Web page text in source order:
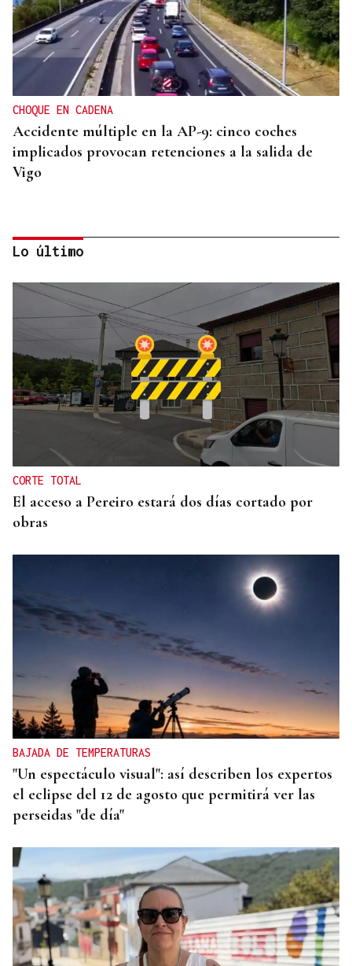
CHOQUE EN CADENA
Accidente múltiple en la AP-9: cinco coches
implicados provocan retenciones a la salida de
Vigo
INCUMPLIMIENTO LEGAL
Turismo veta la “Ruta del Narcotráfico” de
Laureano Oubiña por no cumplir con la Ley de
Turismo de Galicia
Lo último
CORTE TOTAL
El acceso a Pereiro estará dos días cortado por
obras
BAJADA DE TEMPERATURAS
"Un espectáculo visual": así describen los expertos
el eclipse del 12 de agosto que permitirá ver las
perseidas "de día"